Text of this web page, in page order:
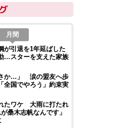
月間
が引退を1年延ばした
…スターを支えた家族
か…」 涙の盟友へ歩
全国でやろう」約束実
たワケ 大雨に打たれ
桑木志帆なんです」